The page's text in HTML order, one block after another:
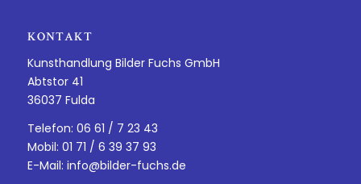
KONTAKT
Kunsthandlung Bilder Fuchs GmbH
Abtstor 41
36037 Fulda
Telefon: 06 61 / 7 23 43
Mobil: 01 71 / 6 39 37 93
E-Mail: info@bilder-fuchs.de